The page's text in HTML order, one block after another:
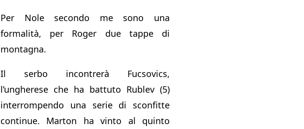
Per Nole secondo me sono una
formalità, per Roger due tappe di
montagna.
Il serbo incontrerà Fucsovics,
l’ungherese che ha battuto Rublev (5)
interrompendo una serie di sconfitte
continue. Marton ha vinto al quinto